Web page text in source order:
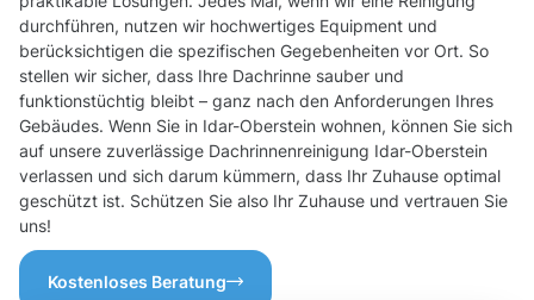
durchführen, nutzen wir hochwertiges Equipment und
berücksichtigen die spezifischen Gegebenheiten vor Ort. So
stellen wir sicher, dass Ihre Dachrinne sauber und
funktionstüchtig bleibt – ganz nach den Anforderungen Ihres
Gebäudes. Wenn Sie in Idar-Oberstein wohnen, können Sie sich
auf unsere zuverlässige Dachrinnenreinigung Idar-Oberstein
verlassen und sich darum kümmern, dass Ihr Zuhause optimal
geschützt ist. Schützen Sie also Ihr Zuhause und vertrauen Sie
uns!
Kostenloses Beratung